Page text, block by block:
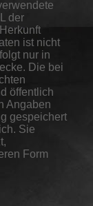
der
ist nicht
nur in
Die bei
öffentlich
Angaben
gespeichert
Sie
Form